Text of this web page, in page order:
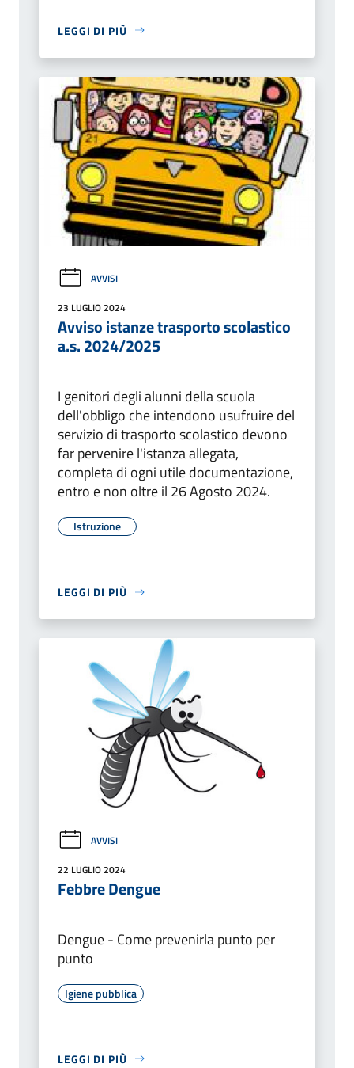
LEGGI DI PIÙ
AVVISI
23 LUGLIO 2024
Avviso istanze trasporto scolastico
a.s. 2024/2025
I genitori degli alunni della scuola
dell'obbligo che intendono usufruire del
servizio di trasporto scolastico devono
far pervenire l'istanza allegata,
completa di ogni utile documentazione,
entro e non oltre il 26 Agosto 2024.
Istruzione
LEGGI DI PIÙ
AVVISI
22 LUGLIO 2024
Febbre Dengue
Dengue - Come prevenirla punto per
punto
Igiene pubblica
LEGGI DI PIÙ